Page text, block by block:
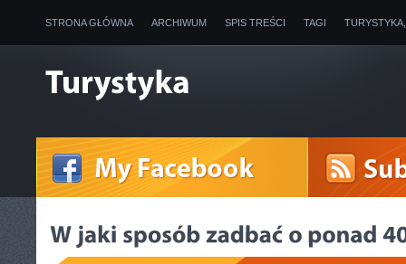
STRONA GŁÓWNA ARCHIWUM SPIS TREŚCI TAGI